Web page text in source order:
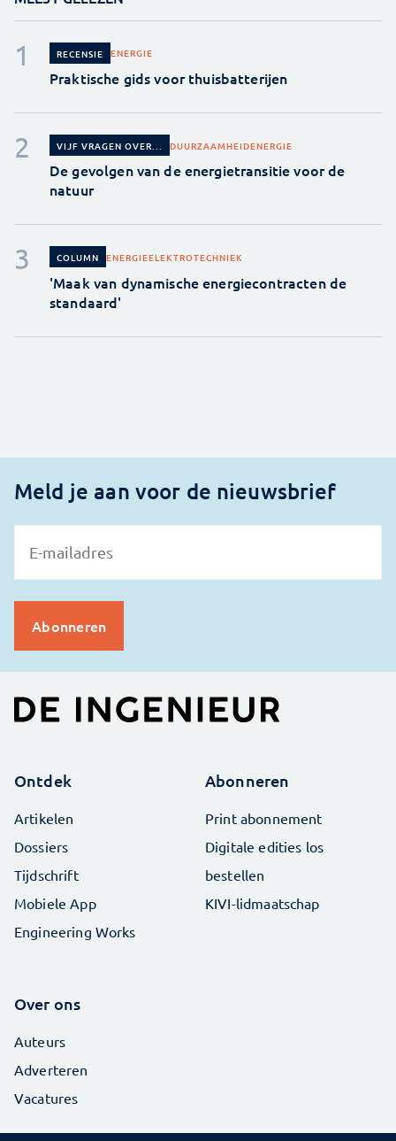
RECENSIE ENERGIE
Praktische gids voor thuisbatterijen
VIJF VRAGEN OVER... DUURZAAMHEIDENERGIE
De gevolgen van de energietransitie voor de
natuur
COLUMN ENERGIEELEKTROTECHNIEK
'Maak van dynamische energiecontracten de
standaard'
Meld je aan voor de nieuwsbrief
Ontdek
Artikelen
Dossiers
Tijdschrift
Mobiele App
Engineering Works
Abonneren
Print abonnement
Digitale edities los
bestellen
KIVI-lidmaatschap
Over ons
Auteurs
Adverteren
Vacatures